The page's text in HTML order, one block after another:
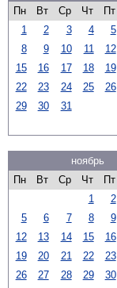
Пн
Вт Ср Чт Пт
1
2 3 4 5
8
9 10 11 12
15
16 17 18 19
22
23 24 25 26
29
30 31
ноябрь
Пн
Вт Ср Чт Пт
1
2
5
6 7 8 9
12
13 14 15 16
19
20 21 22 23
26
27 28 29 30